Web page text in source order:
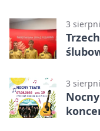
3
3